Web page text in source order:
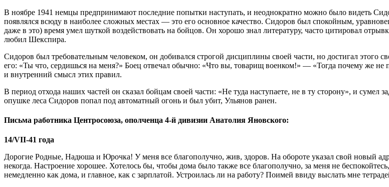
В ноябре 1941 немцы предпринимают последние попытки наступать, и неоднократно можно было видеть
появлялся всюду в наиболее сложных местах — это его основное качество. Сидоров был спокойным,
даже в это) время умел шуткой воздействовать на бойцов. Он хорошо знал литературу, часто цитировал
любил Шекспира.
Сидоров был требовательным человеком, он добивался строгой дисциплины своей части, но достигал этого
его: «Ты что, сердишься на меня?» Боец отвечал обычно: «Что вы, товарищ военком!» — «Тогда почему же не
и внутренний смысл этих правил.
В период отхода наших частей он сказал бойцам своей части: «Не туда наступаете, не в ту сторону», и
опушке леса Сидоров попал под автоматный огонь и был убит, Ульянов ранен.
Письма работника Центросоюза, ополченца 4-й дивизии Анатолия Яновского:
14/VII-41 года
Дорогие Родные, Надюша и Юрочка! У меня все благополучно, жив, здоров. На обороте указал свой новый
некогда. Настроение хорошее. Хотелось бы, чтобы дома было также все благополучно, за меня не
немедленно как дома, и главное, как с зарплатой. Устроилась ли на работу? Поимей ввиду выслать мне